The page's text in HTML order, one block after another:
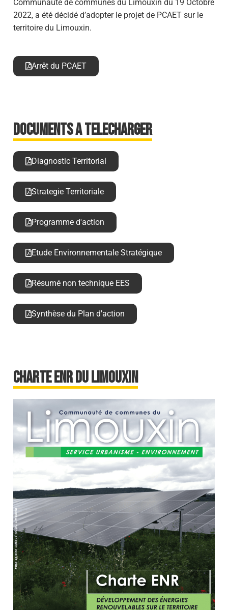
Communauté de communes du Limouxin du 19 Octobre
2022, a été décidé d’adopter le projet de PCAET sur le
territoire du Limouxin.
Arrêt du PCAET
DOCUMENTS A TELECHARGER
Diagnostic Territorial
Strategie Territoriale
Programme d'action
Etude Environnementale Stratégique
Résumé non technique EES
Synthèse du Plan d'action
Charte ENR du Limouxin